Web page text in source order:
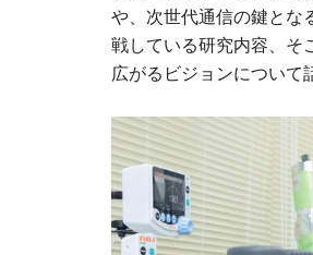
や、次世代通信の鍵とな
戦している研究内容、そ
広がるビジョンについて